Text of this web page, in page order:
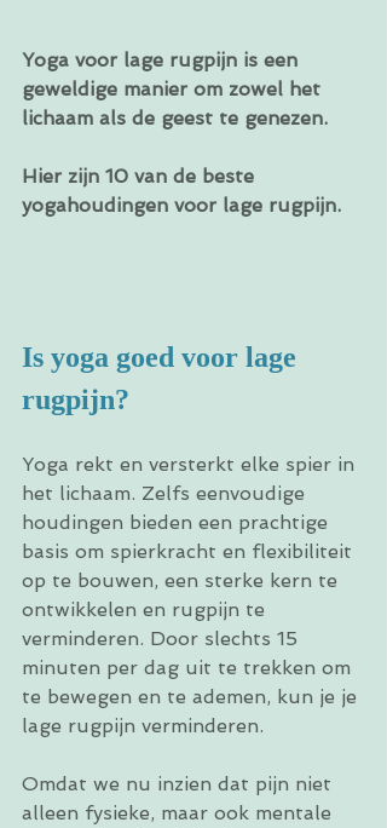
Yoga voor lage rugpijn is een
geweldige manier om zowel het
lichaam als de geest te genezen.
Hier zijn 10 van de beste
yogahoudingen voor lage rugpijn.
Is yoga goed voor lage
rugpijn?
Yoga rekt en versterkt elke spier in
het lichaam. Zelfs eenvoudige
houdingen bieden een prachtige
basis om spierkracht en flexibiliteit
op te bouwen, een sterke kern te
ontwikkelen en rugpijn te
verminderen. Door slechts 15
minuten per dag uit te trekken om
te bewegen en te ademen, kun je je
lage rugpijn verminderen.
Omdat we nu inzien dat pijn niet
alleen fysieke, maar ook mentale